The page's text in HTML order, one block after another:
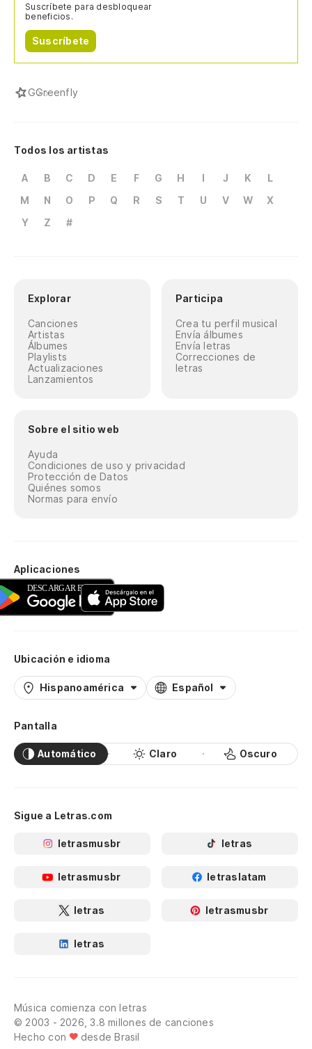
Suscríbete para desbloquear
beneficios.
Suscríbete
GGreenfly
Todos los artistas
A B C D E F G H I J K
L
M
N O P Q R S T U V W
X
Y
Z #
Explorar
Canciones
Artistas
Álbumes
Playlists
Actualizaciones
Lanzamientos
Participa
Crea tu perfil musical
Envía álbumes
Envía letras
Correcciones de
letras
Sobre el sitio web
Ayuda
Condiciones de uso y privacidad
Protección de Datos
Quiénes somos
Normas para envío
Aplicaciones
Ubicación e idioma
Hispanoamérica Español
Pantalla
Automático Claro Oscuro
Sigue a Letras.com
letrasmusbr letras
letrasmusbr letraslatam
letras letrasmusbr
letras
Música comienza con letras
© 2003 - 2026, 3.8 millones de canciones
Hecho con
desde Brasil